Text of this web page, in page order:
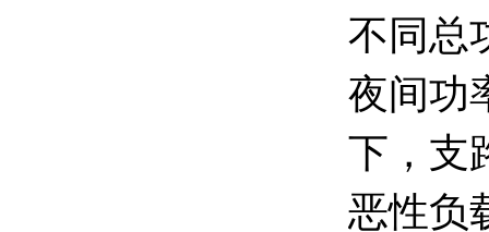
不同总
夜间功
下，支
恶性负